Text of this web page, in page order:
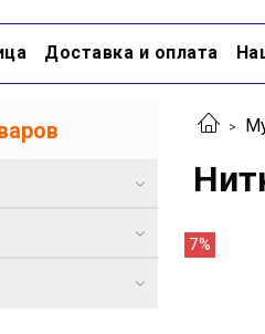
Доставка и оплата
7%